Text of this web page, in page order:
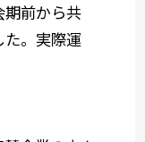
期前から共
た。実際運